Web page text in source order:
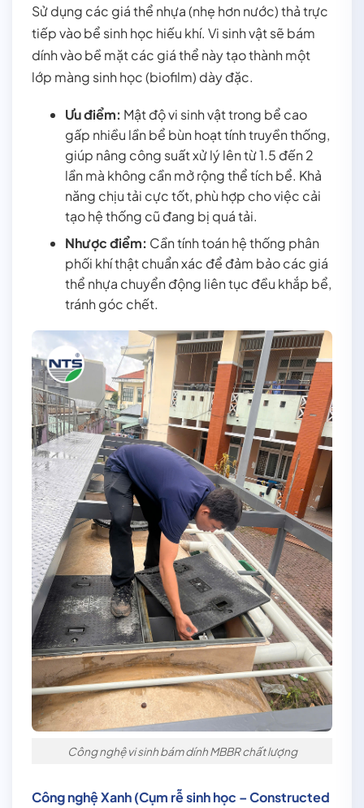
Sử dụng các giá thể nhựa (nhẹ hơn nước) thả trực
tiếp vào bể sinh học hiếu khí. Vi sinh vật sẽ bám
dính vào bề mặt các giá thể này tạo thành một
lớp màng sinh học (biofilm) dày đặc.
Ưu điểm: Mật độ vi sinh vật trong bể cao
gấp nhiều lần bể bùn hoạt tính truyền thống,
giúp nâng công suất xử lý lên từ 1.5 đến 2
lần mà không cần mở rộng thể tích bể. Khả
năng chịu tải cực tốt, phù hợp cho việc cải
tạo hệ thống cũ đang bị quá tải.
Nhược điểm: Cần tính toán hệ thống phân
phối khí thật chuẩn xác để đảm bảo các giá
thể nhựa chuyển động liên tục đều khắp bể,
tránh góc chết.
Công nghệ vi sinh bám dính MBBR chất lượng
Công nghệ Xanh (Cụm rễ sinh học – Constructed